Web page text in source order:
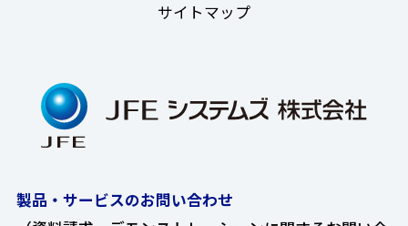
製品・サービスのお問い合わせ
サイトマップ